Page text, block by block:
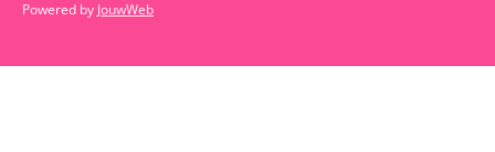
Powered by JouwWeb